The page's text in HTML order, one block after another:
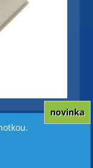
novinka